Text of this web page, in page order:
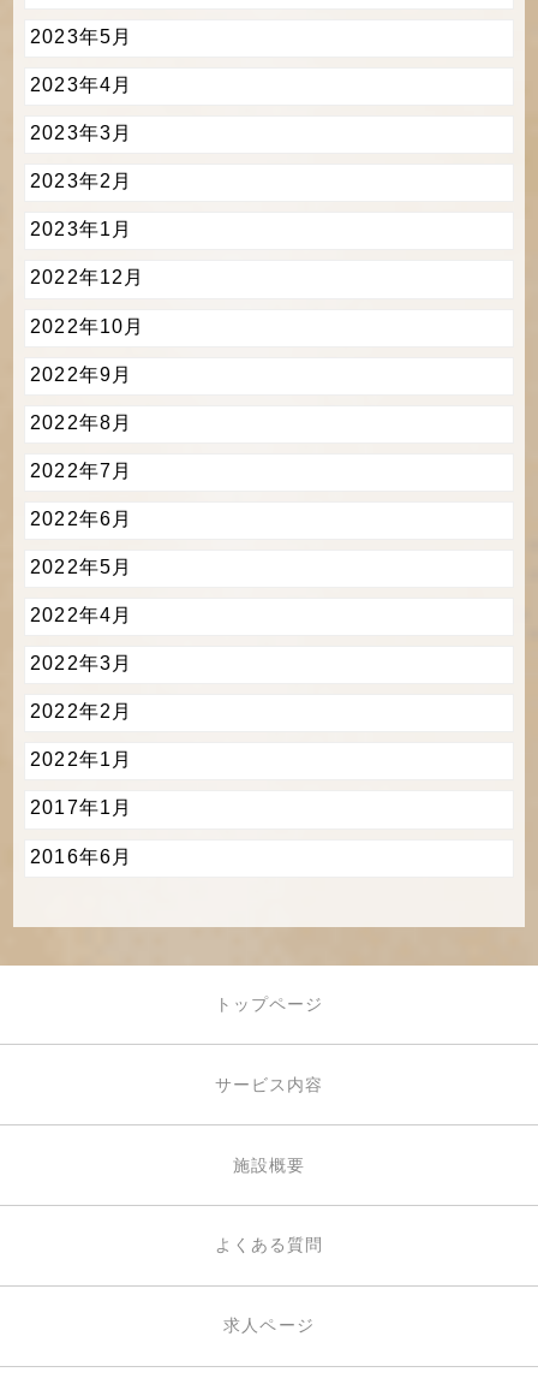
2023年5月
2023年4月
2023年3月
2023年2月
2023年1月
2022年12月
2022年10月
2022年9月
2022年8月
2022年7月
2022年6月
2022年5月
2022年4月
2022年3月
2022年2月
2022年1月
2017年1月
2016年6月
トップページ
サービス内容
施設概要
よくある質問
求人ページ